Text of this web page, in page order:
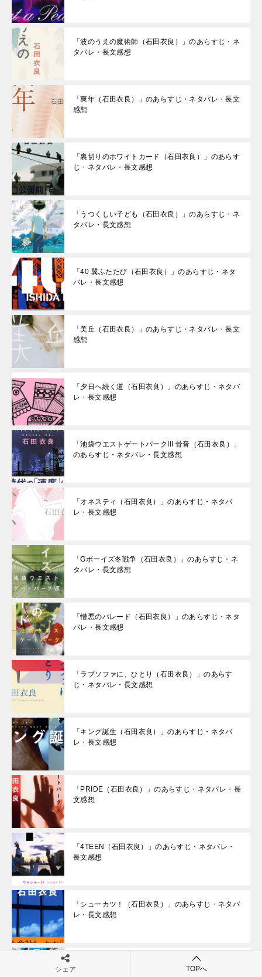
「波のうえの魔術師（石田衣良）」のあらすじ・ネ
タバレ・長文感想
「爽年（石田衣良）」のあらすじ・ネタバレ・長文
感想
「裏切りのホワイトカード（石田衣良）」のあらす
じ・ネタバレ・長文感想
「うつくしい子ども（石田衣良）」のあらすじ・ネ
タバレ・長文感想
「40 翼ふたたび（石田衣良）」のあらすじ・ネタ
バレ・長文感想
「美丘（石田衣良）」のあらすじ・ネタバレ・長文
感想
「夕日へ続く道（石田衣良）」のあらすじ・ネタバ
レ・長文感想
「池袋ウエストゲートパークIII 骨音（石田衣良）」
のあらすじ・ネタバレ・長文感想
「オネスティ（石田衣良）」のあらすじ・ネタバ
レ・長文感想
「Gボーイズ冬戦争（石田衣良）」のあらすじ・ネ
タバレ・長文感想
「憎悪のパレード（石田衣良）」のあらすじ・ネタ
バレ・長文感想
「ラブソファに、ひとり（石田衣良）」のあらす
じ・ネタバレ・長文感想
「キング誕生（石田衣良）」のあらすじ・ネタバ
レ・長文感想
「PRIDE（石田衣良）」のあらすじ・ネタバレ・長
文感想
「4TEEN（石田衣良）」のあらすじ・ネタバレ・
長文感想
「シューカツ！（石田衣良）」のあらすじ・ネタバ
レ・長文感想
「スイングアウト・ブラザース（石田衣良）」のあ
シェア TOPへ